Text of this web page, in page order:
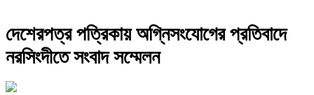
দেশেরপত্র পত্রিকায় অগ্নিসংযোগের প্রতিবাদে
নরসিংদীতে সংবাদ সম্মেলন